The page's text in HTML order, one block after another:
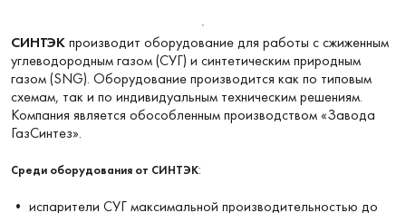
СИНТЭКпроизводит оборудование для работы с сжиженным
углеводородным газом (СУГ) и синтетическим природным
газом (SNG). Оборудование производится как по типовым
схемам, так и по индивидуальным техническим решениям.
Компания является обособленным производством «Завода
ГазСинтез».
Среди оборудования от СИНТЭК:
• испарители СУГ максимальной производительностью до